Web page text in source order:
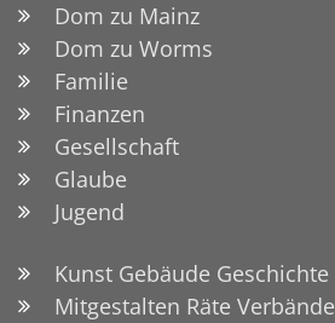
Dom zu Mainz
Dom zu Worms
Familie
Finanzen
Gesellschaft
Glaube
Jugend
Kunst Gebäude Geschichte
Mitgestalten Räte Verbände